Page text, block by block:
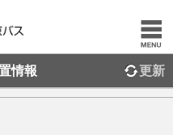
情報 更新